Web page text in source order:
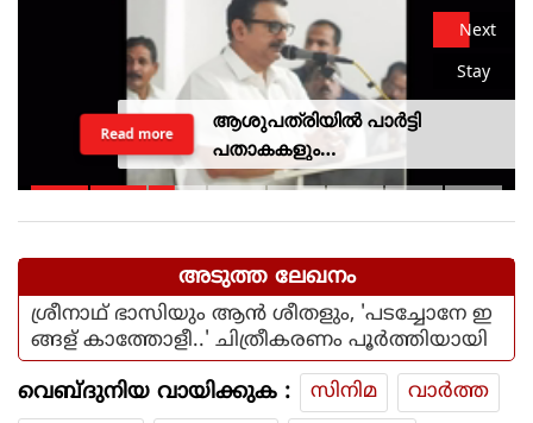
Next
Stay
ആശുപത്രിയില്‍ പാര്‍ട്ടി
പതാകകളും
മുദ്രാവാക്യങ്ങളുമായി മന്ത്രി
വിമര്‍ശനം
Read more
അടുത്ത ലേഖനം
ശ്രീനാഥ് ഭാസിയും ആന്‍ ശീതളും, 'പടച്ചോനേ ഇ
ങ്ങള് കാത്തോളീ..' ചിത്രീകരണം പൂര്‍ത്തിയായി
വെബ്ദുനിയ വായിക്കുക : സിനിമ
വാര്‍ത്ത